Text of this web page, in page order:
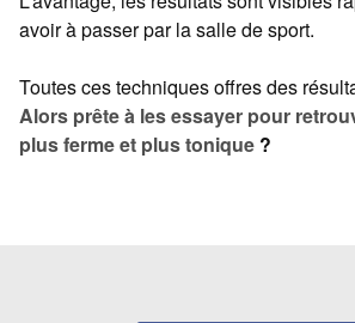
avoir à passer par la salle de sport.
Toutes ces techniques offres des
Alors prête à les essayer pour
plus ferme et plus tonique ?